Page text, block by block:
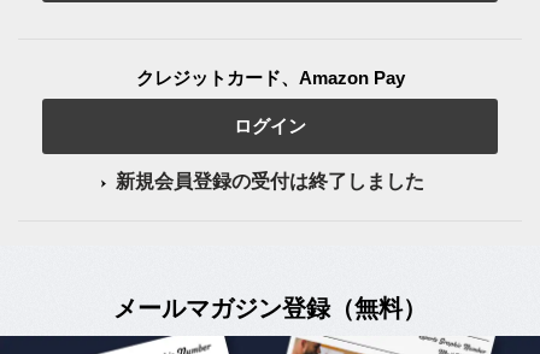
クレジットカード、Amazon Pay
ログイン
新規会員登録の受付は終了しました
メールマガジン登録（無料）